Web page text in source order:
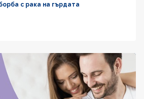
с рака на гърдата